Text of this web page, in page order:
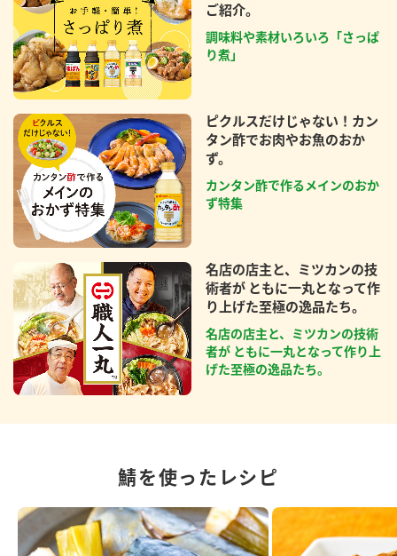
ご紹介。
調味料や素材いろいろ「さっぱ
り煮」
ピクルスだけじゃない！カン
タン酢でお肉やお魚のおか
ず。
カンタン酢で作るメインのおか
ず特集
名店の店主と、ミツカンの技
術者が ともに一丸となって作
り上げた至極の逸品たち。
名店の店主と、ミツカンの技術
者が ともに一丸となって作り上
げた至極の逸品たち。
鯖を使ったレシピ